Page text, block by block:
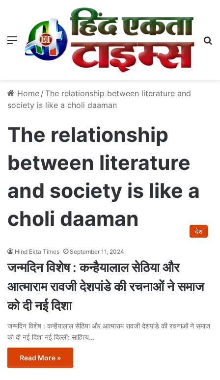
Menu
Home / The relationship between literature and
society is like a choli daaman
The relationship
between literature
and society is like a
choli daaman
देश
Hind Ekta Times September 11, 2024
जन्मदिन विशेष : कन्हैयालाल सेठिया और
आत्माराम रावजी देशपांडे की रचनाओं ने समाज
को दी नई दिशा
जन्मदिन विशेष : कन्हैयालाल सेठिया और आत्माराम रावजी देशपांडे की रचनाओं ने समाज
को दी नई दिशा नई दिल्ली: साहित्य…
Read More »